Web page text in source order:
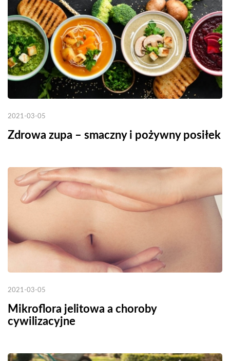
2021-03-05
Zdrowa zupa – smaczny i pożywny posiłek
2021-03-05
Mikroflora jelitowa a choroby
cywilizacyjne